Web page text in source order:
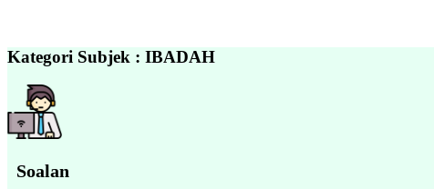
Kategori Subjek : IBADAH
Soalan